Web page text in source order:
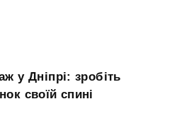
у Дніпрі: зробіть
своїй спині